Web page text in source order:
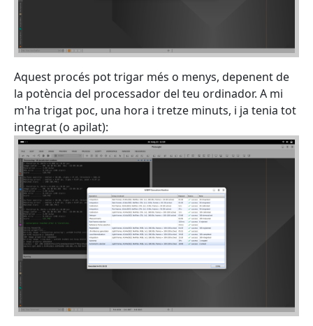
Aquest procés pot trigar més o menys, depenent de
la potència del processador del teu ordinador. A mi
m'ha trigat poc, una hora i tretze minuts, i ja tenia tot
integrat (o apilat):